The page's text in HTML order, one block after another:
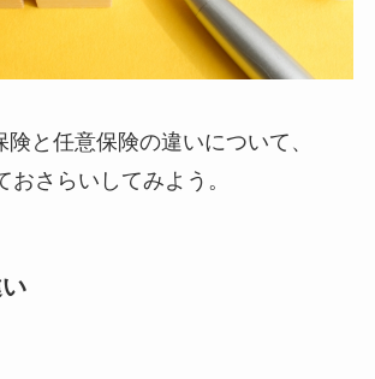
険と任意保険の違いについて、
おさらいしてみよう。